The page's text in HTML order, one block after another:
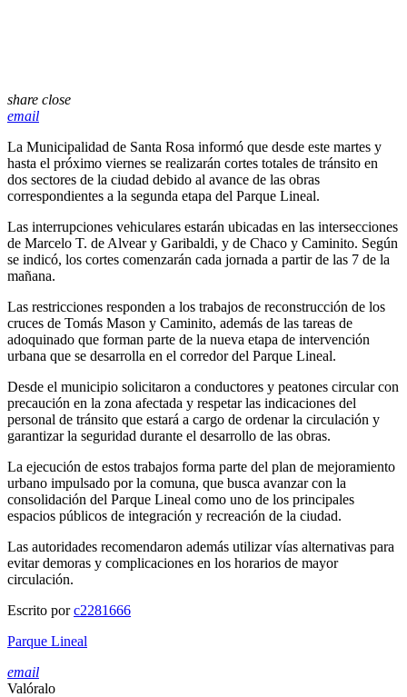
share close
email
La Municipalidad de Santa Rosa informó que desde este martes y
hasta el próximo viernes se realizarán cortes totales de tránsito en
dos sectores de la ciudad debido al avance de las obras
correspondientes a la segunda etapa del Parque Lineal.
Las interrupciones vehiculares estarán ubicadas en las intersecciones
de Marcelo T. de Alvear y Garibaldi, y de Chaco y Caminito. Según
se indicó, los cortes comenzarán cada jornada a partir de las 7 de la
mañana.
Las restricciones responden a los trabajos de reconstrucción de los
cruces de Tomás Mason y Caminito, además de las tareas de
adoquinado que forman parte de la nueva etapa de intervención
urbana que se desarrolla en el corredor del Parque Lineal.
Desde el municipio solicitaron a conductores y peatones circular con
precaución en la zona afectada y respetar las indicaciones del
personal de tránsito que estará a cargo de ordenar la circulación y
garantizar la seguridad durante el desarrollo de las obras.
La ejecución de estos trabajos forma parte del plan de mejoramiento
urbano impulsado por la comuna, que busca avanzar con la
consolidación del Parque Lineal como uno de los principales
espacios públicos de integración y recreación de la ciudad.
Las autoridades recomendaron además utilizar vías alternativas para
evitar demoras y complicaciones en los horarios de mayor
circulación.
Escrito porc2281666
Parque Lineal
email
Valóralo